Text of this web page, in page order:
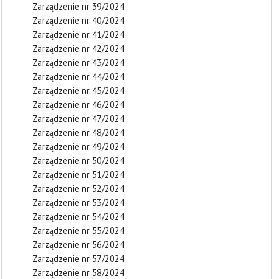
Zarządzenie nr 39/2024
Zarządzenie nr 40/2024
Zarządzenie nr 41/2024
Zarządzenie nr 42/2024
Zarządzenie nr 43/2024
Zarządzenie nr 44/2024
Zarządzenie nr 45/2024
Zarządzenie nr 46/2024
Zarządzenie nr 47/2024
Zarządzenie nr 48/2024
Zarządzenie nr 49/2024
Zarządzenie nr 50/2024
Zarządzenie nr 51/2024
Zarządzenie nr 52/2024
Zarządzenie nr 53/2024
Zarządzenie nr 54/2024
Zarządzenie nr 55/2024
Zarządzenie nr 56/2024
Zarządzenie nr 57/2024
Zarządzenie nr 58/2024